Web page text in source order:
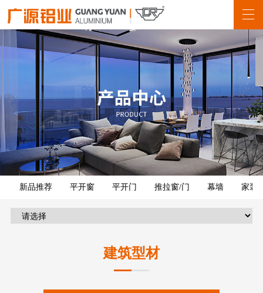
新品推荐 平开窗 平开门 推拉窗/门 幕墙 家装
建筑型材